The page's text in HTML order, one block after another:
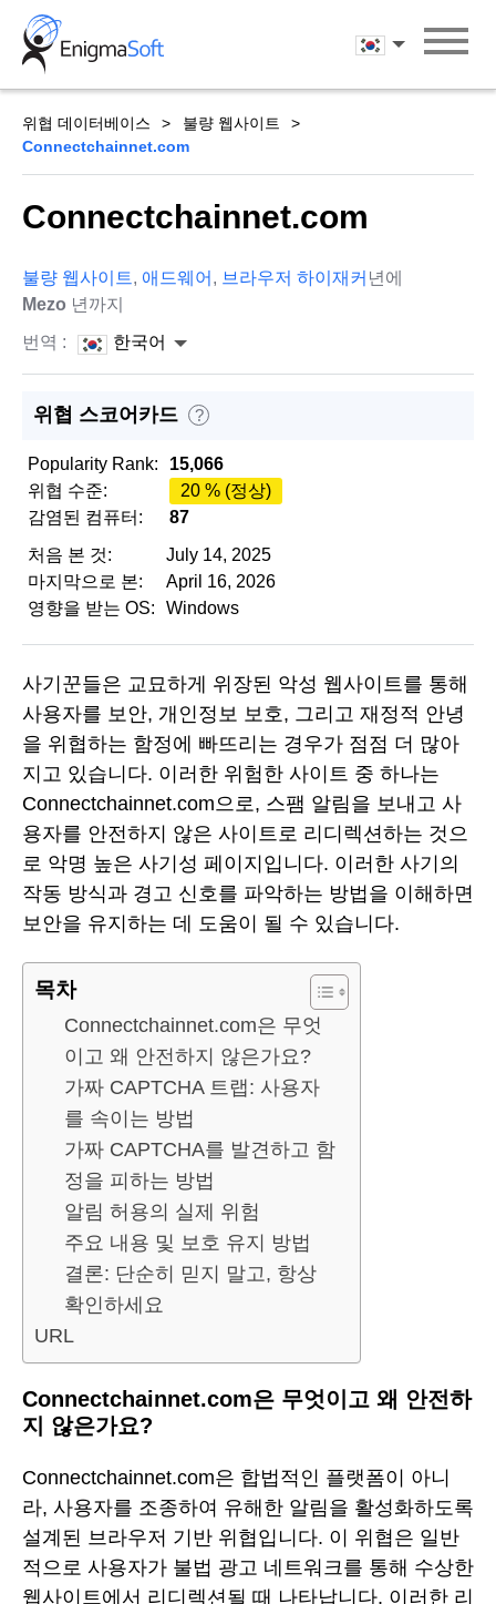
Skip
content
한국어
위협 데이터베이스
불량 웹사이트
Connectchainnet.com
Connectchainnet.com
불량 웹사이트, 애드웨어 , 브라우저 하이재커 년에
Mezo 년까지
번역 :
한국어
위협 스코어카드 ?
Popularity Rank:
15,066
위협 수준:
20 % (정상)
감염된 컴퓨터:
87
처음 본 것:
July 14, 2025
마지막으로 본:
April 16, 2026
영향을 받는 OS:
Windows
사기꾼들은 교묘하게 위장된 악성 웹사이트를 통해
사용자를 보안, 개인정보 보호, 그리고 재정적 안녕
을 위협하는 함정에 빠뜨리는 경우가 점점 더 많아
지고 있습니다. 이러한 위험한 사이트 중 하나는
Connectchainnet.com으로, 스팸 알림을 보내고 사
용자를 안전하지 않은 사이트로 리디렉션하는 것으
로 악명 높은 사기성 페이지입니다. 이러한 사기의
작동 방식과 경고 신호를 파악하는 방법을 이해하면
보안을 유지하는 데 도움이 될 수 있습니다.
목차
Connectchainnet.com은 무엇
이고 왜 안전하지 않은가요?
가짜 CAPTCHA 트랩: 사용자
를 속이는 방법
가짜 CAPTCHA를 발견하고 함
정을 피하는 방법
알림 허용의 실제 위험
주요 내용 및 보호 유지 방법
결론: 단순히 믿지 말고, 항상
확인하세요
URL
Connectchainnet.com은 무엇이고 왜 안전하
지 않은가요?
Connectchainnet.com은 합법적인 플랫폼이 아니
라, 사용자를 조종하여 유해한 알림을 활성화하도록
설계된 브라우저 기반 위협입니다. 이 위협은 일반
적으로 사용자가 불법 광고 네트워크를 통해 수상한
웹사이트에서 리디렉션될 때 나타납니다. 이러한 리